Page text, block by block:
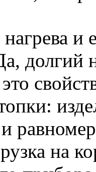
и
долгий
на